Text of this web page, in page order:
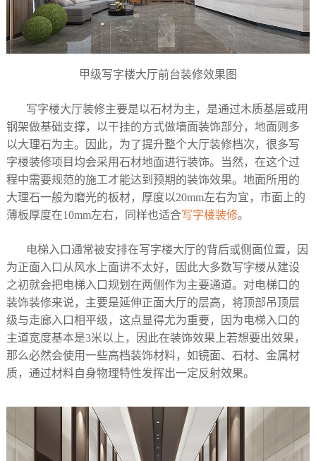
甲级写字楼大厅前台装修效果图
写字楼大厅装修主要是以石材为主，是通过木质基层或用
钢架做基础支撑，以干挂的方式做墙面装饰部分，地面则多
以大理石为主。因此，为了提升整个大厅装修档次，很多写
字楼装修项目均会采用石材地面进行装饰。当然，在这个过
程中需要规范的施工才能达到预期的装饰效果。地面所用的
大理石一般为磨光的板材，厚度以20mm左右为宜，市面上的
薄板厚度在10mm左右，同样也适合写字楼装修。
电梯入口通常被安排在写字楼大厅的背后或侧面位置，因
为正面入口从风水上面讲不太好，因此大多数写字楼从建设
之初就会把电梯入口规划在两侧作为主要通道。对电梯口的
装饰装修来说，主要是延伸正面大厅的层高，将顶部吊顶层
级与走廊入口相平级，这点显得尤为重要，因为电梯入口的
主道宽度基本是3米以上，因此在装饰效果上若想要出效果，
那么必然会使用一些高档装饰材料，如镜面、石材、金属材
质，通过材料自身物理特性发挥出一定反射效果。